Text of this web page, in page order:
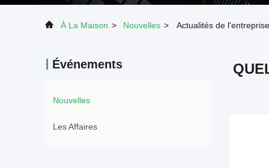
À La Maison > Nouvelles > Actualités de
Événements
Nouvelles
Les Affaires